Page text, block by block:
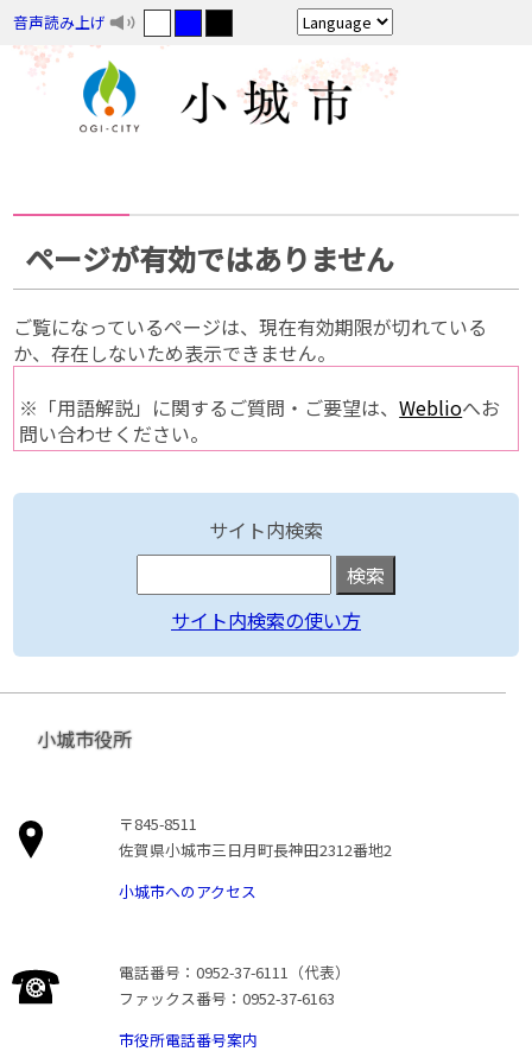
音声読み上げ
ページが有効ではありません
ご覧になっているページは、現在有効期限が切れている
か、存在しないため表示できません。
※「用語解説」に関するご質問・ご要望は、Weblioへお
問い合わせください。
サイト内検索
サイト内検索の使い方
小城市役所
〒845-8511
佐賀県小城市三日月町長神田2312番地2
小城市へのアクセス
電話番号：0952-37-6111（代表）
ファックス番号：0952-37-6163
市役所電話番号案内